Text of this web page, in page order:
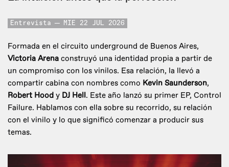
Entrevista MIE 22 JUL 2026
Formada en el circuito underground de Buenos Aires,
Victoria Arena construyó una identidad propia a partir de
un compromiso con los vinilos. Esa relación, la llevó a
compartir cabina con nombres como Kevin Saunderson,
Robert Hood y DJ Hell. Este año lanzó su primer EP, Control
Failure. Hablamos con ella sobre su recorrido, su relación
con el vinilo y lo que significó comenzar a producir sus
temas.